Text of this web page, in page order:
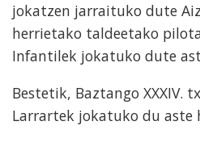
jokatzen jarraituko dute
herrietako taldeetako
Infantilek jokatuko dute
Bestetik, Baztango XXXIV.
Larrartek jokatuko du aste